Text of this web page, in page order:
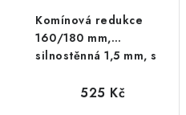
Komínová redukce
160/180 mm,
silnostěnná 1,5 mm, s
525 Kč